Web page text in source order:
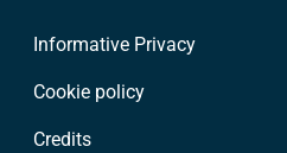
Informative Privacy
Cookie policy
Credits